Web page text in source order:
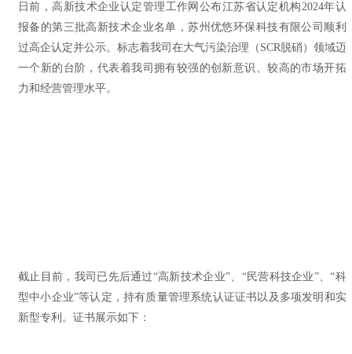
日前，高新技术企业认定管理工作网公布江苏省认定机构2024年认
报备的第三批高新技术企业名单，苏州优悠环保科技有限公司顺利
过高企认定并公示。标志着我司在大气污染治理（SCR脱硝）领域迈
一个新的台阶，代表着我司拥有较强的创新意识、较高的市场开拓
力和经营管理水平。
截止目前，我司已先后通过“高新技术企业”、“民营科技企业”、“科
型中小企业”等认定，持有质量管理系统认证证书以及多项发明和实
新型专利。证书展示如下：